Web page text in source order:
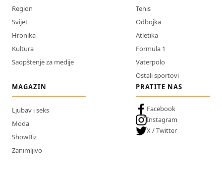
Region
Svijet
Hronika
Kultura
Saopštenje za medije
Tenis
Odbojka
Atletika
Formula 1
Vaterpolo
Ostali sportovi
MAGAZIN
Ljubav i seks
Moda
ShowBiz
Zanimljivo
PRATITE NAS
Facebook
Instagram
X / Twitter